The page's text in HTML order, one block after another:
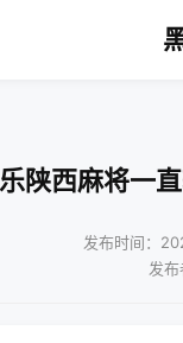
陕西麻将一
发布时间：
发